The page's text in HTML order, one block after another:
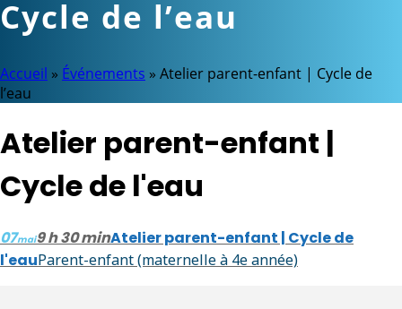
Cycle de l’eau
Accueil » Événements » Atelier parent-enfant | Cycle de
l’eau
Atelier parent-enfant |
Cycle de l'eau
07mai9 h 30 minAtelier parent-enfant | Cycle de
l'eauParent-enfant (maternelle à 4e année)